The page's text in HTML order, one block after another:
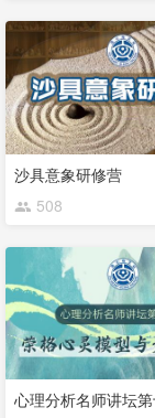
沙具意象研修营
508